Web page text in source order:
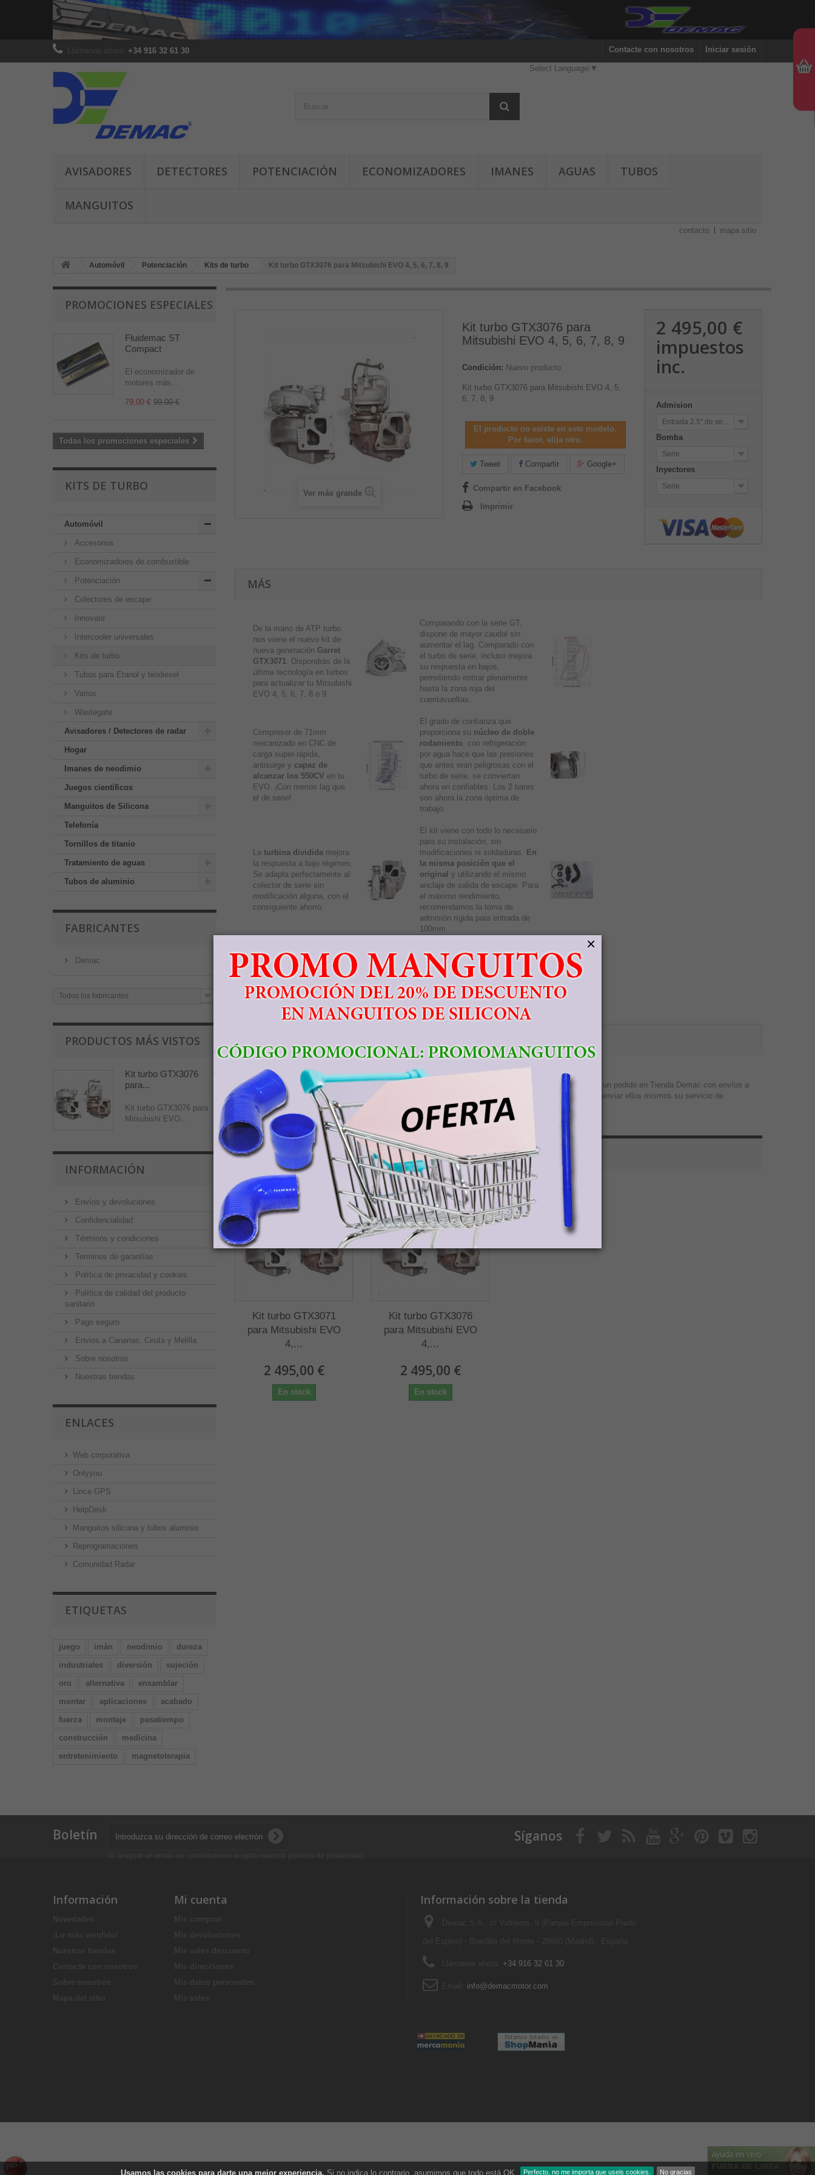
Usamos las cookiespara darte una mejor experiencia. Si no indica lo contrario, asumimos que todo está OK. Perfecto, no me importa que useis cookies. No gracias
Iniciar sesión
Contacte con nosotros
+34 916 32 61 30
AVISADORES DETECTORES POTENCIACIÓN ECONOMIZADORES IMANES AGUAS TUBOS
MANGUITOS
contacto mapa sitio
Select Language ▼
Automóvil Potenciación Kits de turbo Kit turbo GTX3076 para Mitsubishi EVO 4, 5, 6, 7, 8, 9
PROMOCIONES ESPECIALES
Fluidemac ST
Compact
El economizador de
motores más...
79,00 € 99,00 €
Todas los promociones especiales
KITS DE TURBO
Automóvil
Accesorios
Economizadores de combustible
Potenciación
Colectores de escape
Innovate
Intercooler universales
Kits de turbo
Tubos para Etanol y biodiesel
Varios
Wastegate
Avisadores / Detectores de radar
Hogar
Imanes de neodimio
Juegos científicos
Manguitos de Silicona
Telefonía
Tornillos de titanio
Tratamiento de aguas
Tubos de aluminio
FABRICANTES
Demac
Todos los fabricantes
PRODUCTOS MÁS VISTOS
Kit turbo GTX3076
para...
Kit turbo GTX3076 para
Mitsubishi EVO...
INFORMACIÓN
Envíos y devoluciones
Confidencialidad
Términos y condiciones
Terminos de garantías
Política de privacidad y cookies
Política de calidad del producto
sanitario
Pago seguro
Envios a Canarias, Ceuta y Melilla
Sobre nosotros
Nuestras tiendas
ENLACES
Web corporativa
Onlyyou
Lince GPS
HelpDesk
Manguitos silicona y tubos aluminio
Reprogramaciones
Comunidad Radar
ETIQUETAS
juego imán neodimio
dureza
industriales
diversión
sujeción
oro
alternativa
ensamblar
montar
aplicaciones
acabado
fuerza
montaje
pasatiempo
construcción
medicina
entretenimiento
magnetoterapia
Ver más grande
Kit turbo GTX3076 para
Mitsubishi EVO 4, 5, 6, 7, 8, 9
Condición: Nuevo producto
Kit turbo GTX3076 para Mitsubishi EVO 4, 5,
6, 7, 8, 9
El producto no existe en este modelo.
Por favor, elija otro.
Tweet Compartir Google+
Compartir en Facebook
Imprimir
2 495,00 €
impuestos
inc.
Admision
Entrada 2.5" de serie
Bomba
Serie
Inyectores
Serie
MÁS
De la mano de ATP turbo
nos viene el nuevo kit de
nueva generación Garret
GTX3071
. Dispondrás de la
última tecnología en turbos
para actualizar tu Mitsubishi
EVO 4, 5, 6, 7, 8 o 9.
Comparando con la serie GT,
dispone de mayor caudal sin
aumentar el lag. Comparado con
el turbo de serie, incluso mejora
su respuesta en bajos,
permitiendo estirar plenamente
hasta la zona roja del
cuentavueltas.
Compresor de 71mm
mecanizado en CNC de
carga super-rápida,
antisurge y capaz de
alcanzar los 550CV en tu
EVO. ¡Con menos lag que
el de serie!
El grado de confianza que
proporciona su núcleo de doble
rodamiento , con refrigeración
por agua hace que las presiones
que antes eran peligrosas con el
turbo de serie, se conviertan
ahora en confiables. Los 2 bares
son ahora la zona óptima de
trabajo.
La turbina dividida mejora
la respuesta a bajo régimen.
Se adapta perfectamente al
colector de serie sin
modificación alguna, con el
consiguiente ahorro.
El kit viene con todo lo necesario
para su instalación, sin
modificaciones ni soldaduras.
En
la misma posición que el
original y utilizando el mismo
anclaje de salida de escape. Para
el máximo rendimiento,
recomendamos la toma de
admisión rígida para entrada de
100mm.
Para obtener el potencial de este kit, necesitará reprogramar la centralita de motor. Consulte
nuestra especialidad en reprogramaciones de centralitas para su Mitsubishi Lancer Evolution.
Manual de montaje.
Configure el kit de turbo con las opciones adicionales:
Tienda Demac no cobra el IVA a los clientes de Canarias o Ceuta y Melilla. Los clientes que realicen un pedido en Tienda Demac con envíos a
Canarias, Ceuta o Melilla deberán abonar el precio del producto/s, sin impuestos, y luego proceder a enviar ellos mismos su servicio de
transporte para la recogida del paquete en tienda Demac.
PRODUCTOS RELACIONADOS
Kit turbo GTX3071
para Mitsubishi EVO
4,...
2 495,00 €
En stock
Kit turbo GTX3076
para Mitsubishi EVO
4,...
2 495,00 €
En stock
Boletín Síganos
Información
Novedades
¡Lo más vendido!
Nuestras tiendas
Contacte con nosotros
Sobre nosotros
Mapa del sitio
Mi cuenta
Mis compras
Mis devoluciones
Mis vales descuento
Mis direcciones
Mis datos personales
Mis vales
Información sobre la tienda
+34 916 32 61 30
info@demacmotor.com
×